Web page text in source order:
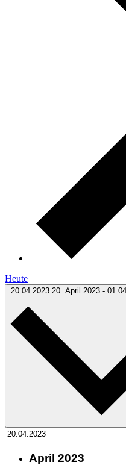
Heute
20.04.2023 20. April 2023 -
April 2023